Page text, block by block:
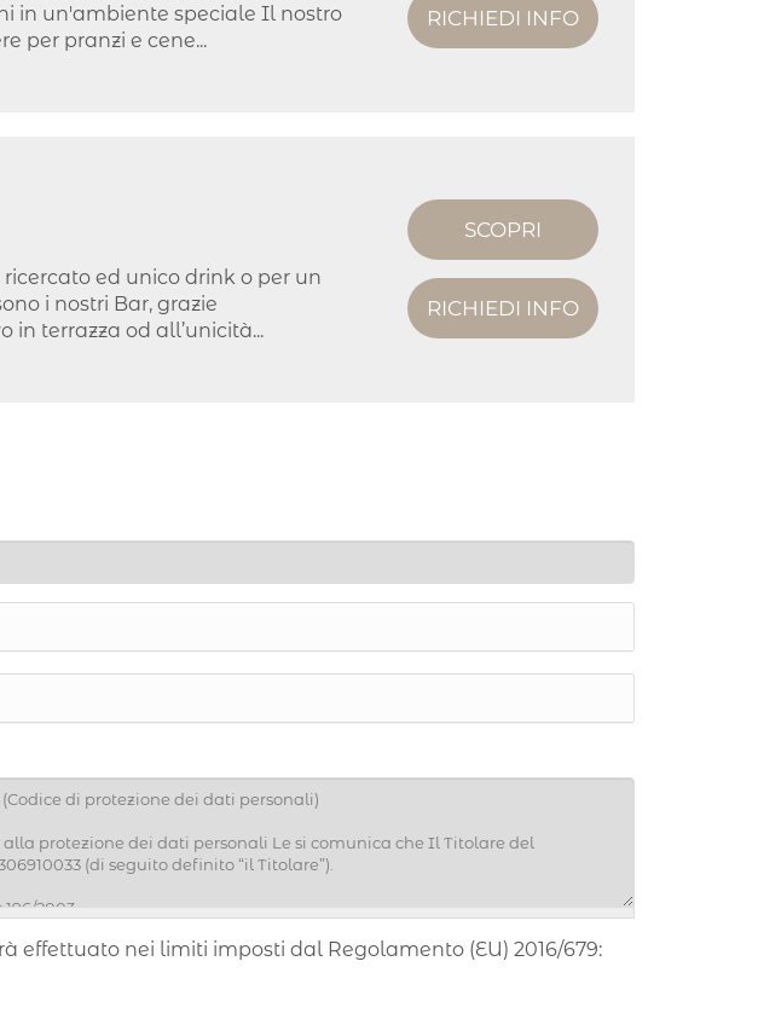
in un'ambiente speciale Il nostro
per pranzi e cene...
RICHIEDI INFO
ed unico drink o per un
i nostri Bar, grazie
in terrazza od all’unicità...
SCOPRI
RICHIEDI INFO
effettuato nei limiti imposti dal Regolamento (EU) 2016/679: